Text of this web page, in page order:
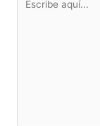
aquí...